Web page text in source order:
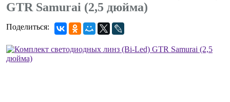
GTR Samurai (2,5 дюйма)
Поделиться: